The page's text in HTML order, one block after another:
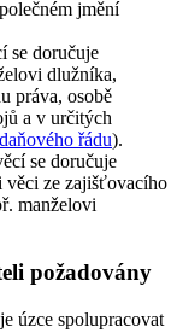
jmění
se doručuje
dlužníka,
práva, osobě
a v určitých
řádu).
se doručuje
ze zajišťovacího
manželovi
požadovány
úzce spolupracovat